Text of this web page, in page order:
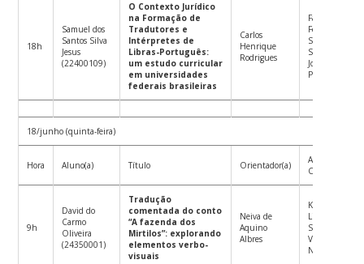
18h
Samuel dos
Santos Silva
Jesus
(22400109)
O Contexto Jurídico
na Formação de
Tradutores e
Intérpretes de
Libras-Português:
um estudo curricular
em universidades
federais brasileiras
Carlos
Henrique
Rodrigues
Fabiana
Ferreira da
Silva
Suplente:
Joabe Barbosa
Pimentel
18/junho (quinta-feira)
Hora Aluno(a) Título Orientador(a)
Avaliador(a)
Convidado(a)
9h
David do
Carmo
Oliveira
(24350001)
Tradução
comentada do conto
“A fazenda dos
Mirtilos”: explorando
elementos verbo-
visuais
Neiva de
Aquino
Albres
Karina Borges
Lima
Suplente:
Victor Hugo
Nazário